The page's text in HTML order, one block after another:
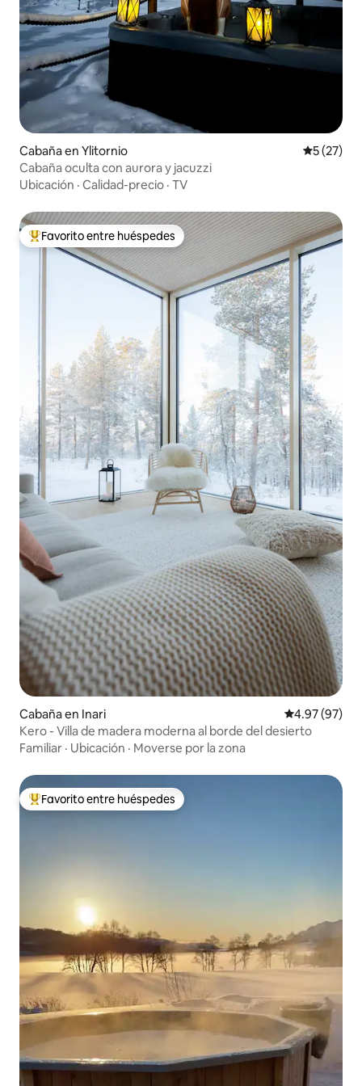
Cabaña en Ylitornio
5 (27)
Cabaña oculta con aurora y jacuzzi
Ubicación · Calidad-precio · TV
Favorito entre huéspedes preferido
Favorito entre huéspedes
Cabaña en Inari Calificación
4.97 (97)
Kero - Villa de madera moderna al borde del desierto
Familiar · Ubicación · Moverse por la zona
Favorito entre huéspedes preferido
Favorito entre huéspedes